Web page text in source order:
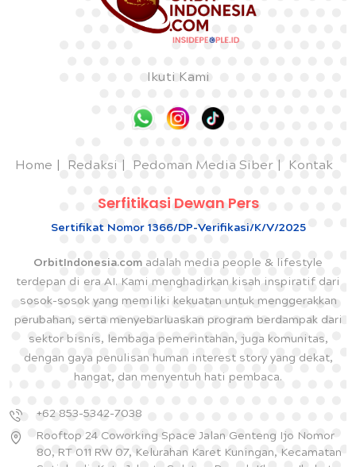
Ikuti Kami
Home Redaksi Pedoman Media Siber Kontak
Serfitikasi Dewan Pers
Sertifikat Nomor 1366/DP-Verifikasi/K/V/2025
OrbitIndonesia.com adalah media people & lifestyle
terdepan di era AI. Kami menghadirkan kisah inspiratif dari
sosok-sosok yang memiliki kekuatan untuk menggerakkan
perubahan, serta menyebarluaskan program berdampak dari
sektor bisnis, lembaga pemerintahan, juga komunitas,
dengan gaya penulisan human interest story yang dekat,
hangat, dan menyentuh hati pembaca.
+62 853-5342-7038
Rooftop 24 Coworking Space Jalan Genteng Ijo Nomor
80, RT 011 RW 07, Kelurahan Karet Kuningan, Kecamatan